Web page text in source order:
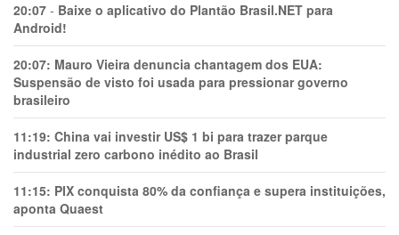
20:07 - Baixe o aplicativo do Plantão Brasil.NET para
Android!
20:07: Mauro Vieira denuncia chantagem dos EUA:
Suspensão de visto foi usada para pressionar governo
brasileiro
11:19: China vai investir US$ 1 bi para trazer parque
industrial zero carbono inédito ao Brasil
11:15: PIX conquista 80% da confiança e supera instituições,
aponta Quaest